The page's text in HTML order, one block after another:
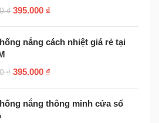
₫ 395.000 ₫
nắng cách nhiệt giá rẻ tại
₫ 395.000 ₫
nắng thông minh cửa sổ